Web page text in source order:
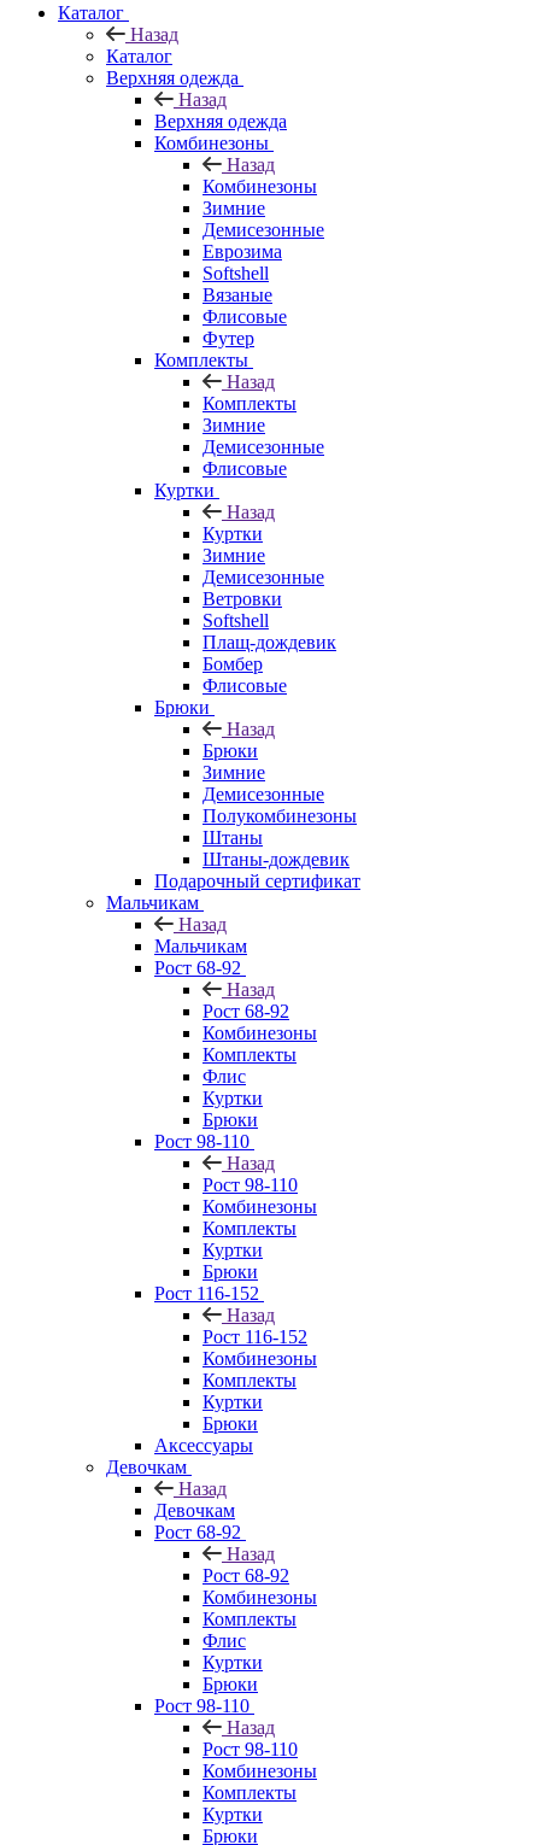
Каталог
Назад
Каталог
Верхняя одежда
Назад
Верхняя одежда
Комбинезоны
Назад
Комбинезоны
Зимние
Демисезонные
Еврозима
Softshell
Вязаные
Флисовые
Футер
Комплекты
Назад
Комплекты
Зимние
Демисезонные
Флисовые
Куртки
Назад
Куртки
Зимние
Демисезонные
Ветровки
Softshell
Плащ-дождевик
Бомбер
Флисовые
Брюки
Назад
Брюки
Зимние
Демисезонные
Полукомбинезоны
Штаны
Штаны-дождевик
Подарочный сертификат
Мальчикам
Назад
Мальчикам
Рост 68-92
Назад
Рост 68-92
Комбинезоны
Комплекты
Флис
Куртки
Брюки
Рост 98-110
Назад
Рост 98-110
Комбинезоны
Комплекты
Куртки
Брюки
Рост 116-152
Назад
Рост 116-152
Комбинезоны
Комплекты
Куртки
Брюки
Аксессуары
Девочкам
Назад
Девочкам
Рост 68-92
Назад
Рост 68-92
Комбинезоны
Комплекты
Флис
Куртки
Брюки
Рост 98-110
Назад
Рост 98-110
Комбинезоны
Комплекты
Куртки
Брюки